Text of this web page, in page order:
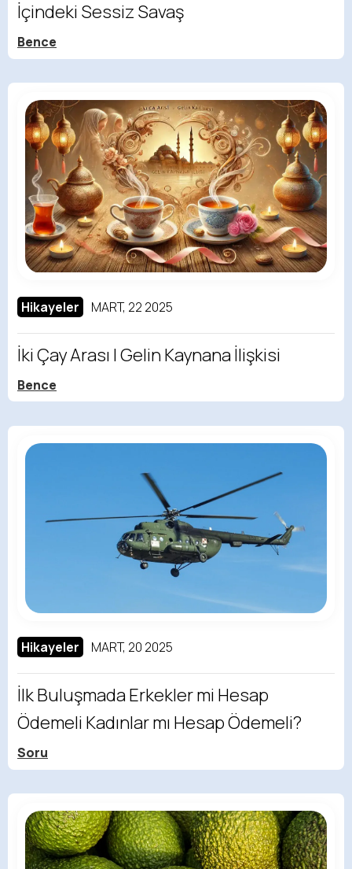
İçindeki Sessiz Savaş
Bence
Hikayeler MART, 22 2025
İki Çay Arası | Gelin Kaynana İlişkisi
Bence
Hikayeler MART, 20 2025
İlk Buluşmada Erkekler mi Hesap
Ödemeli Kadınlar mı Hesap Ödemeli?
Soru